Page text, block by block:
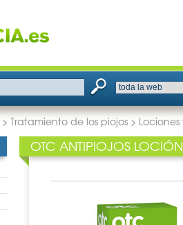
> Tratamiento de los piojos >
OTC ANTIPIOJOS